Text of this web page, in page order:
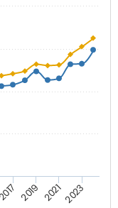
2017 2019 2021 2023